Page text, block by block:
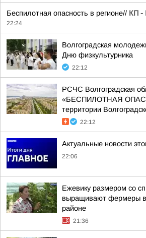
Беспилотная опасность в регионе// КП -
22:24
Волгоградская
Дню физкультурника
22:12
РСЧС Волгоградская
«БЕСПИЛОТНАЯ
территории
22:12
Актуальные новости
22:06
Ежевику размером со
выращивают фермеры
районе
21:36